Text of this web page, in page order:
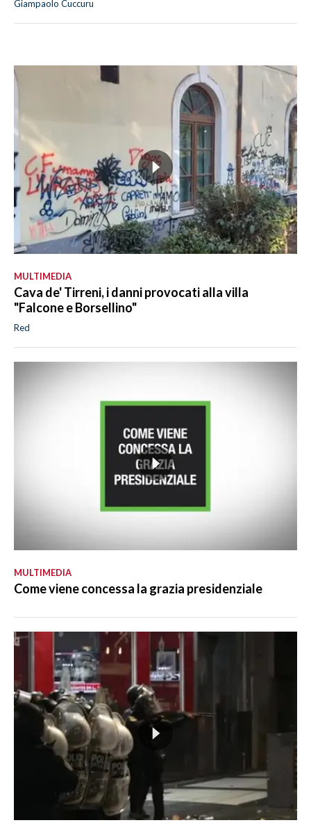
Giampaolo Cuccuru
MULTIMEDIA
Cava de' Tirreni, i danni provocati alla villa
"Falcone e Borsellino"
Red
MULTIMEDIA
Come viene concessa la grazia presidenziale